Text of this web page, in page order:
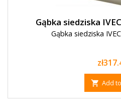
Gąbka siedziska
Gąbka siedziska
Price
 Add